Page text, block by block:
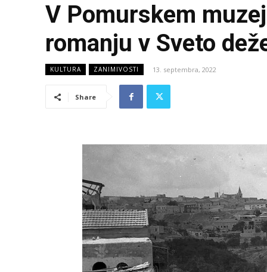
V Pomurskem
romanju v Sveto
KULTURA ZANIMIVOSTI 13. septembra, 2022
Share